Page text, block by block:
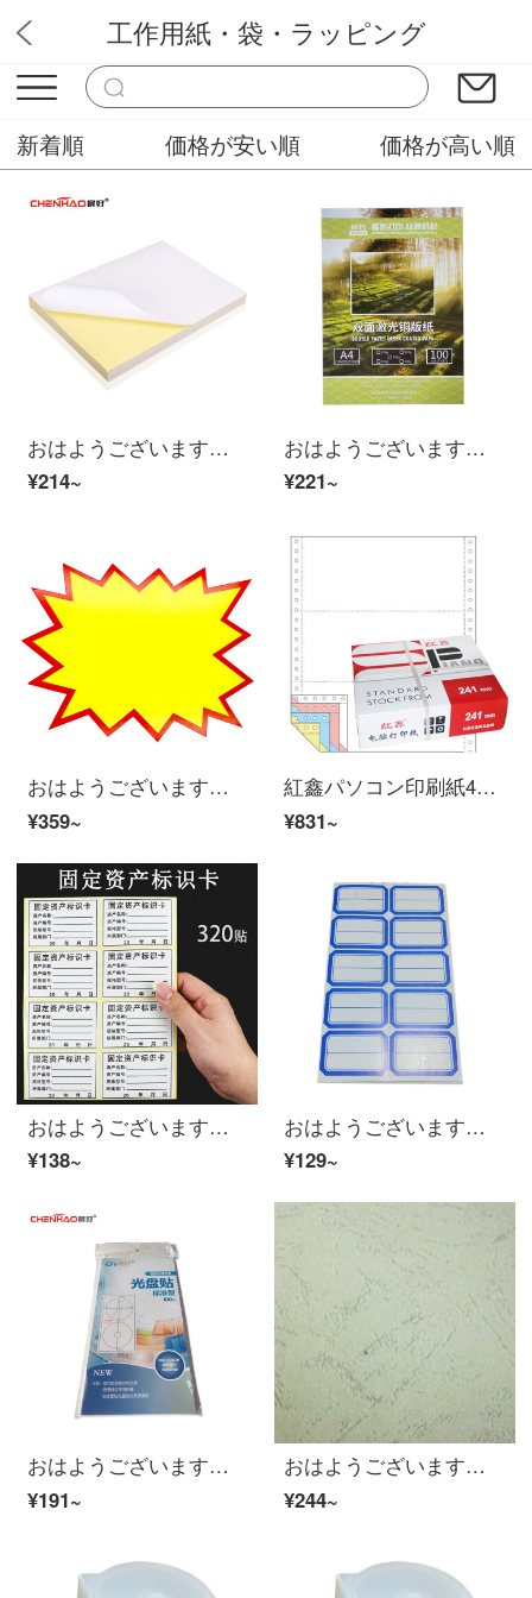
Cｈ文房
工作用紙・袋・ラッピング
新着順 価格が安い順 価格が高い順
おはようございます。A 4のステッカー紙の裏紙のコード印刷紙です。銅版の紙の光沢面が100枚あります。
¥214~
おはようございます。72 g銅版の両面銅板紙A 4マットレーザープリンター100枚/バッグです。
¥221~
おはようございます。100枚のブランクを大きくしてください。
¥359~
紅鑫パソコン印刷紙4連送り状出荷単針式コンピュータ証明書241-4（四層カラー）三等分
¥831~
おはようございます。320枚の固定資産のラベルを貼り、固定資産の標識カードを手書きで書いて、ステッカーを貼ってください。
¥138~
おはようございます（ch）900枚のステッカーの紙の口を取って紙の小さい分類の価格を貼ります。価格は粘着性ステッカーから手書きの大きいサイズ（50 x 35 mm）の青い90枚の包装です。
¥129~
おはようございます。（CH）CD-ROMを貼って、CDのジャケットを印刷します。
¥191~
おはようございます。（CH）表紙カバーカバーカバーカバーカバーカバーカバーカバーA 4 230 g銀色灰色100枚/バッグ
¥244~